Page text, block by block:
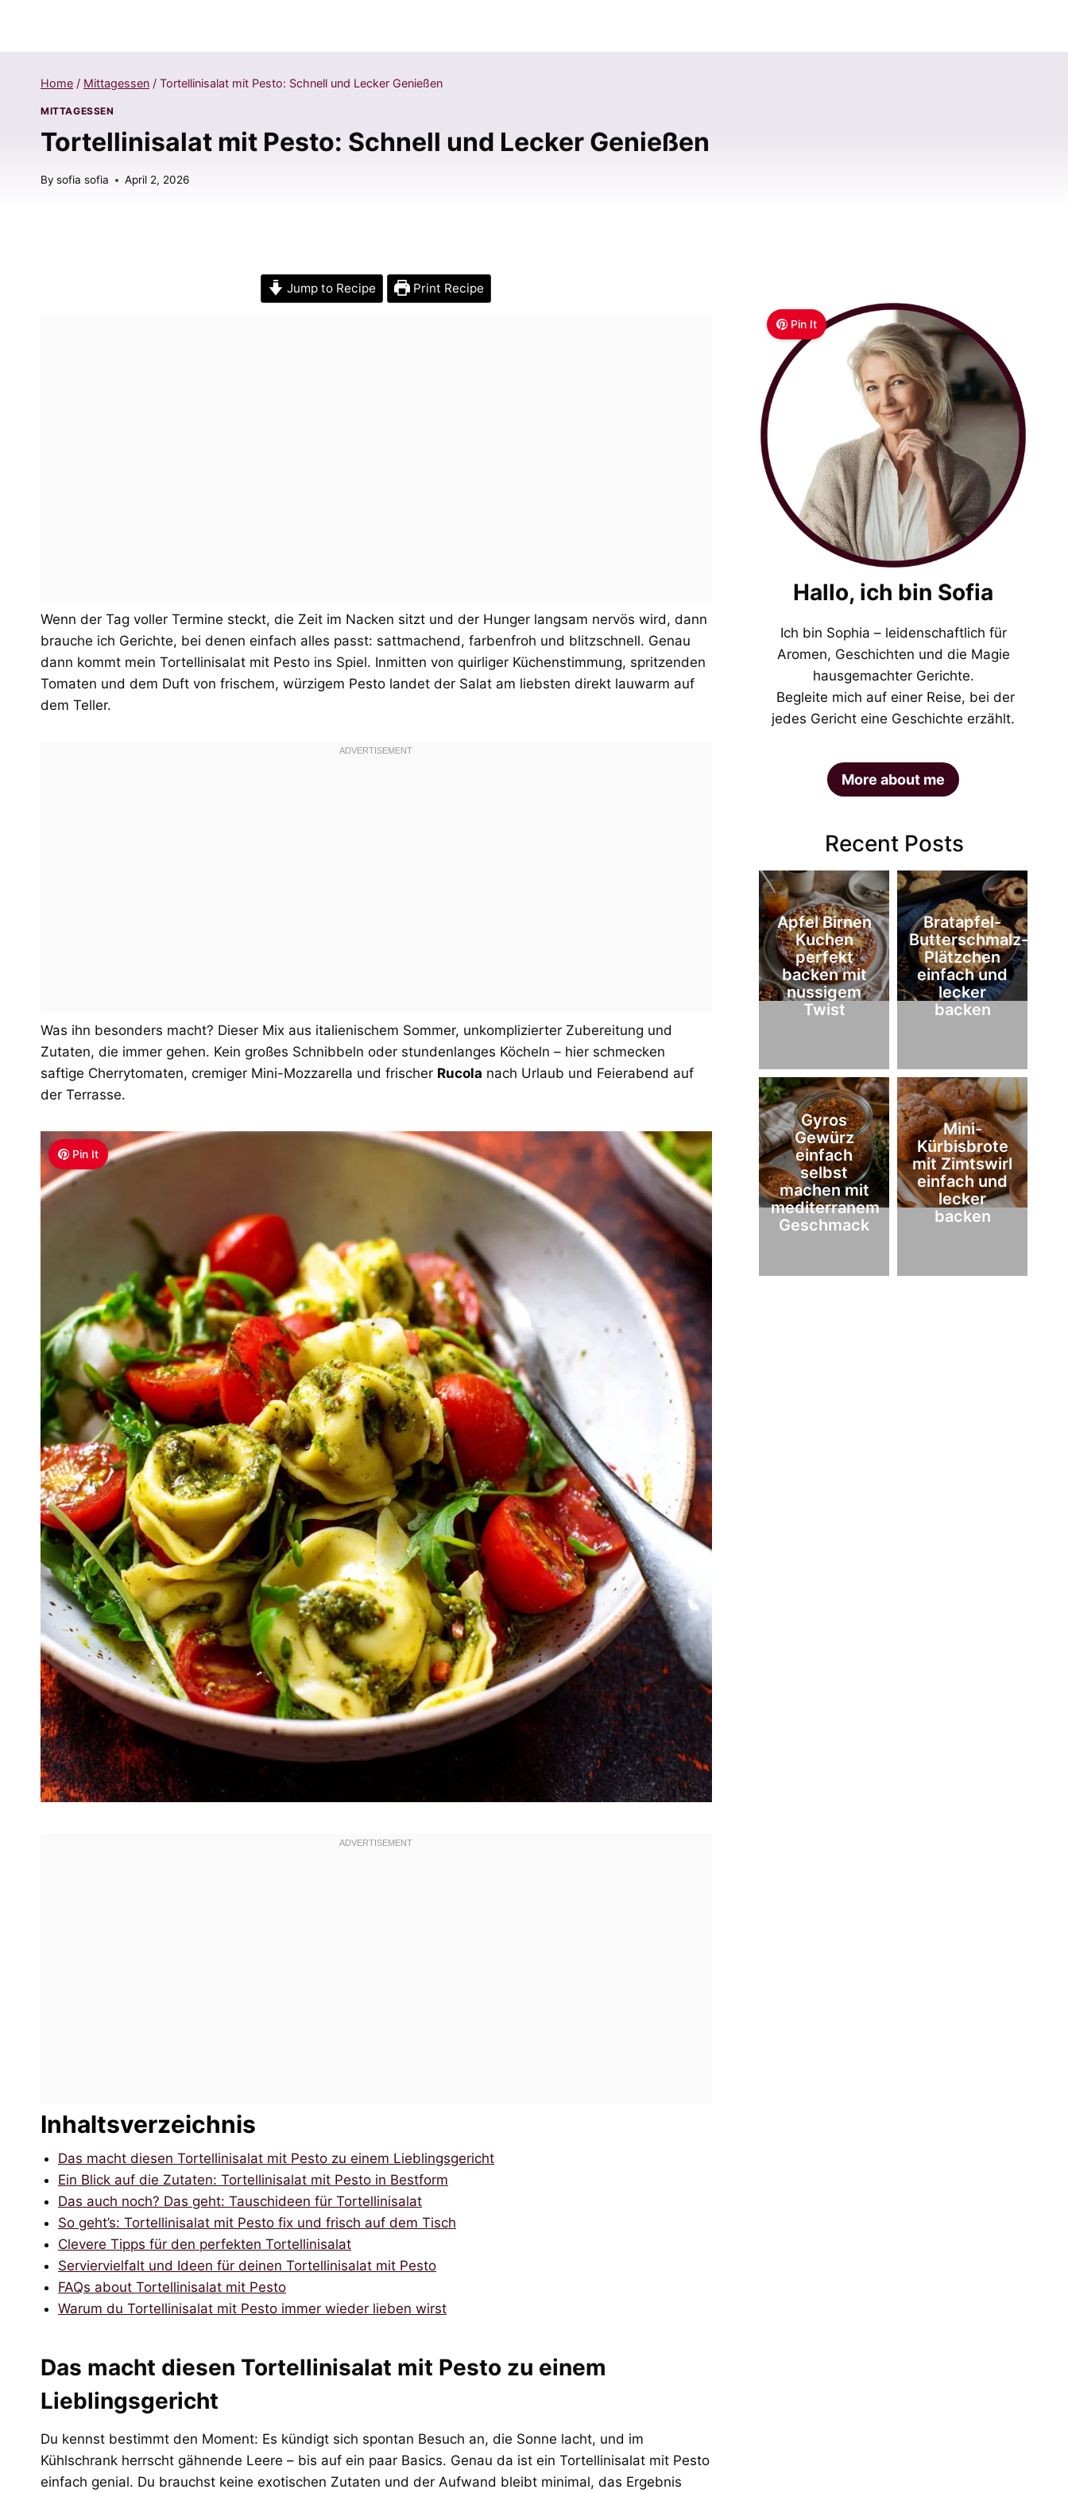
Home / Mittagessen / Tortellinisalat mit Pesto: Schnell und Lecker Genießen
MITTAGESSEN
Tortellinisalat mit Pesto: Schnell und Lecker Genießen
By sofia sofia April 2, 2026
Jump to Recipe Print Recipe
Wenn der Tag voller Termine steckt, die Zeit im Nacken sitzt und der Hunger langsam nervös wird, dann
brauche ich Gerichte, bei denen einfach alles passt: sattmachend, farbenfroh und blitzschnell. Genau
dann kommt mein Tortellinisalat mit Pesto ins Spiel. Inmitten von quirliger Küchenstimmung, spritzenden
Tomaten und dem Duft von frischem, würzigem Pesto landet der Salat am liebsten direkt lauwarm auf
dem Teller.
Was ihn besonders macht? Dieser Mix aus italienischem Sommer, unkomplizierter Zubereitung und
Zutaten, die immer gehen. Kein großes Schnibbeln oder stundenlanges Köcheln – hier schmecken
saftige Cherrytomaten, cremiger Mini-Mozzarella und frischer Rucola nach Urlaub und Feierabend auf
der Terrasse.
Pin It
Inhaltsverzeichnis
Das macht diesen Tortellinisalat mit Pesto zu einem Lieblingsgericht
Ein Blick auf die Zutaten: Tortellinisalat mit Pesto in Bestform
Das auch noch? Das geht: Tauschideen für Tortellinisalat
So geht’s: Tortellinisalat mit Pesto fix und frisch auf dem Tisch
Clevere Tipps für den perfekten Tortellinisalat
Serviervielfalt und Ideen für deinen Tortellinisalat mit Pesto
FAQs about Tortellinisalat mit Pesto
Warum du Tortellinisalat mit Pesto immer wieder lieben wirst
Das macht diesen Tortellinisalat mit Pesto zu einem
Lieblingsgericht
Du kennst bestimmt den Moment: Es kündigt sich spontan Besuch an, die Sonne lacht, und im
Kühlschrank herrscht gähnende Leere – bis auf ein paar Basics. Genau da ist ein Tortellinisalat mit Pesto
einfach genial. Du brauchst keine exotischen Zutaten und der Aufwand bleibt minimal, das Ergebnis
Pin It
Hallo, ich bin Sofia
Ich bin Sophia – leidenschaftlich für
Aromen, Geschichten und die Magie
hausgemachter Gerichte.
Begleite mich auf einer Reise, bei der
jedes Gericht eine Geschichte erzählt.
More about me
Recent Posts
Apfel Birnen
Kuchen
perfekt
backen mit
nussigem
Twist
Bratapfel-
Butterschmalz-
Plätzchen
einfach und
lecker
backen
Gyros
Gewürz
einfach
selbst
machen mit
mediterranem
Geschmack
Mini-
Kürbisbrote
mit Zimtswirl
einfach und
lecker
backen